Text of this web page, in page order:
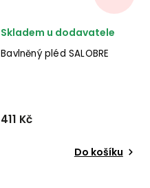
Bavlněný pléd SALOBRE
Skladem u dodavatele
411 Kč
Do košíku